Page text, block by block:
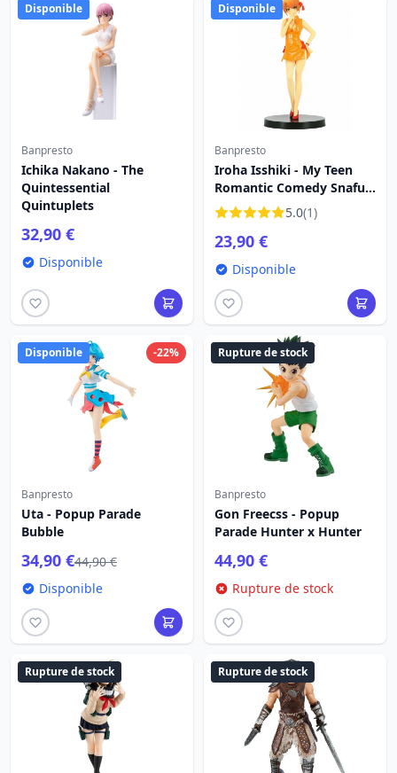
Disponible
Banpresto
Ichika Nakano - The
Quintessential
Quintuplets
32,90 €
Disponible
Disponible
Banpresto
Iroha Isshiki - My Teen
Romantic Comedy Snafu
Climax
5.0(1)
23,90 €
Disponible
-22%
Disponible
Banpresto
Uta - Popup Parade
Bubble
34,90 €44,90 €
Disponible
Rupture de stock
Banpresto
Gon Freecss - Popup
Parade Hunter x Hunter
44,90 €
Rupture de stock
Rupture de stock Rupture de stock